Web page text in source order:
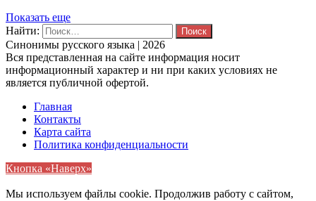
Показать еще
Найти:
Синонимы русского языка | 2026
Вся представленная на сайте информация носит
информационный характер и ни при каких условиях не
является публичной офертой.
Главная
Контакты
Карта сайта
Политика конфиденциальности
Кнопка «Наверх»
Мы используем файлы cookie. Продолжив работу с сайтом,